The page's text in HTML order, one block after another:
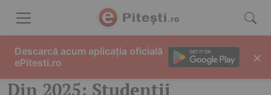
Din 2025: Studenții
Descarcă acum aplicația oficială
ePitesti.ro
×